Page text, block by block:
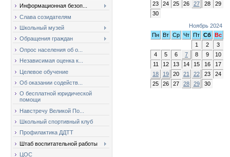
Информационная безоп...
Слава созидателям
Школьный музей
Обращения граждан
Опрос населения об о...
Независимая оценка к...
Целевое обучение
Об оказании содейств...
О бесплатной юридической
помощи
Навстречу Великой По...
Школьный спортивный клуб
Профилактика ДДТТ
Штаб воспитательной работы
ЦОС
23
24 25 26 27 28
29
30
Ноябрь 2024
Пн Вт Ср Чт Пт Сб Вс
1
2
3
4
5 6 7 8 9
10
11
12 13 14 15 16
17
18
19 20 21 22 23
24
25
26 27 28 29 30